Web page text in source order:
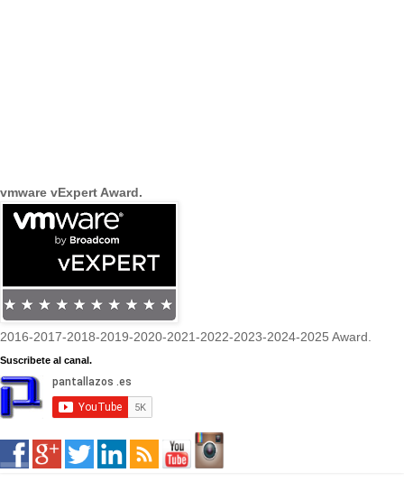
vmware vExpert Award.
2016-2017-2018-2019-2020-2021-2022-2023-2024-2025 Award.
Suscribete al canal.